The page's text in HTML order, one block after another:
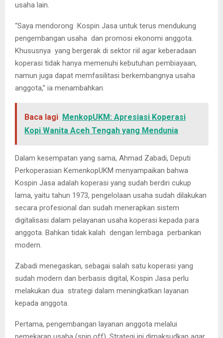
usaha lain.
“Saya mendorong Kospin Jasa untuk terus mendukung
pengembangan usaha dan promosi ekonomi anggota.
Khususnya yang bergerak di sektor riil agar keberadaan
koperasi tidak hanya memenuhi kebutuhan pembiayaan,
namun juga dapat memfasilitasi berkembangnya usaha
anggota,” ia menambahkan.
Baca lagi MenkopUKM: Apresiasi Koperasi
Kopi Wanita Aceh Tengah yang Mendunia
Dalam kesempatan yang sama, Ahmad Zabadi, Deputi
Perkoperasian KemenkopUKM menyampaikan bahwa
Kospin Jasa adalah koperasi yang sudah berdiri cukup
lama, yaitu tahun 1973, pengelolaan usaha sudah dilakukan
secara profesional dan sudah menerapkan sistem
digitalisasi dalam pelayanan usaha koperasi kepada para
anggota. Bahkan tidak kalah dengan lembaga perbankan
modern.
Zabadi menegaskan, sebagai salah satu koperasi yang
sudah modern dan berbasis digital, Kospin Jasa perlu
melakukan dua strategi dalam meningkatkan layanan
kepada anggota.
Pertama, pengembangan layanan anggota melalui